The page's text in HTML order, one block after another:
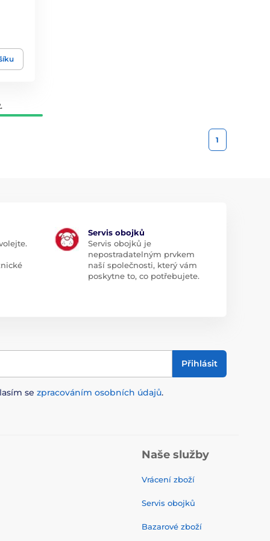
1
Servis obojků
Servis obojků je
nepostradatelným prvkem
naší společnosti, který vám
poskytne to, co potřebujete.
Přihlásit
se zpracováním osobních údajů.
Naše služby
Vrácení zboží
Servis obojků
Bazarové zboží